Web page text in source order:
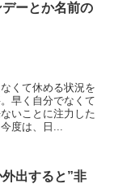
ーとか名前の
くて休める状況を
早く自分でなくて
いことに注力した
度は、日...
出すると”非